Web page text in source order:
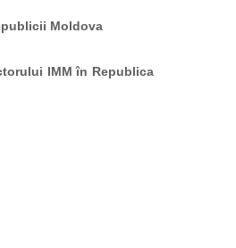
Moldova
IMM în Republica